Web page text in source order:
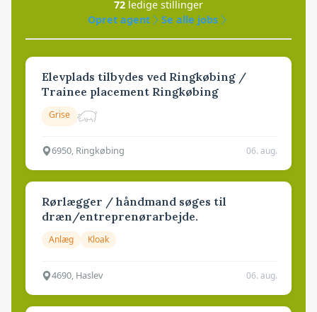
72 ledige stillinger
Opret agent
Se alle jobs
Elevplads tilbydes ved Ringkøbing /
Trainee placement Ringkøbing
Grise
6950, Ringkøbing 06. aug.
Rørlægger / håndmand søges til
dræn/entreprenørarbejde.
Anlæg Kloak
4690, Haslev 06. aug.